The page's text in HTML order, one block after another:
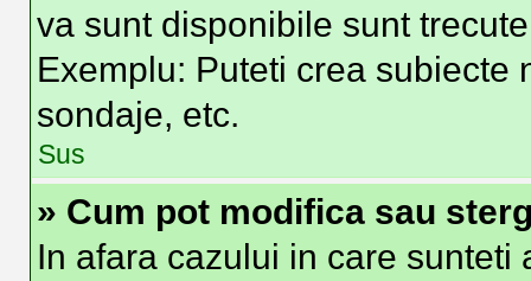
va sunt disponibile sunt
Exemplu: Puteti crea subiecte
sondaje, etc.
Sus
» Cum pot modifica sau
In afara cazului in care